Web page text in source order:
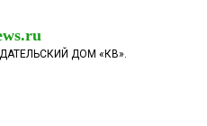
ДОМ «КВ».